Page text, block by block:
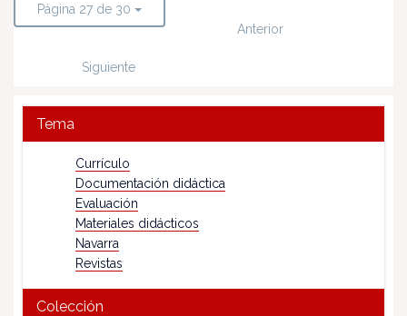
Página 27 de 30
Anterior
Siguiente
Tema
Currículo
Documentación didáctica
Evaluación
Materiales didácticos
Navarra
Revistas
Colección